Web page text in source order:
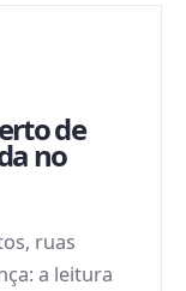
de
no
ruas
a leitura